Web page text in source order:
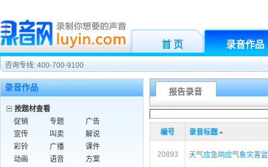
首 页 录音作品
咨询专线: 400-700-9100
录音作品
按题材查看
促销
专题
广告
宣传
叫卖
解说
彩铃
广播
课件
动画
语音
方案
报告录音
编号 录音标题
20893 天气应急响应气象灾害